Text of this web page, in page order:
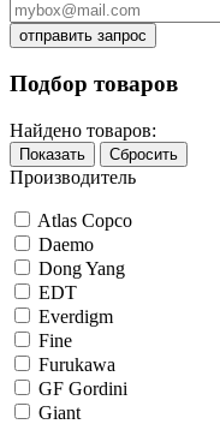
отправить запрос
Подбор товаров
Найдено товаров:
Показать Сбросить
Производитель
Atlas Copco
Daemo
Dong Yang
EDT
Everdigm
Fine
Furukawa
GF Gordini
Giant